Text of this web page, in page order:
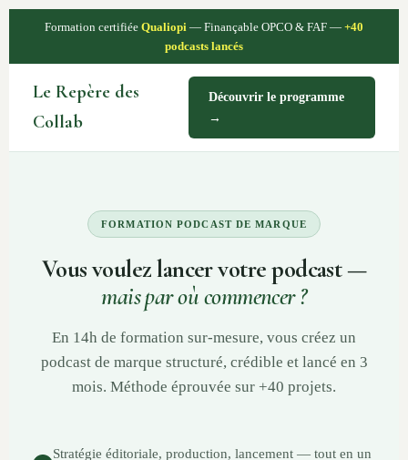
Formation certifiée Qualiopi — Finançable OPCO & FAF — +40
podcasts lancés
Le Repère des
Collab
Découvrir le programme
→
FORMATION PODCAST DE MARQUE
Vous voulez lancer votre podcast —
mais par où commencer ?
En 14h de formation sur-mesure, vous créez un
podcast de marque structuré, crédible et lancé en 3
mois. Méthode éprouvée sur +40 projets.
Stratégie éditoriale, production, lancement — tout en un